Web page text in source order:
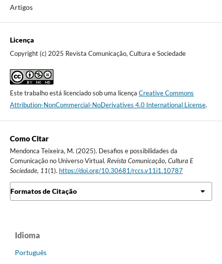
Artigos
Licença
Copyright (c) 2025 Revista Comunicação, Cultura e Sociedade
Este trabalho está licenciado sob uma licença Creative Commons
Attribution-NonCommercial-NoDerivatives 4.0 International License.
Como Citar
Mendonca Teixeira, M. (2025). Desafios e possibilidades da
Comunicação no Universo Virtual. Revista Comunicação, Cultura E
Sociedade, 11(1). https://doi.org/10.30681/rccs.v11i1.10787
Formatos de Citação
Idioma
Português